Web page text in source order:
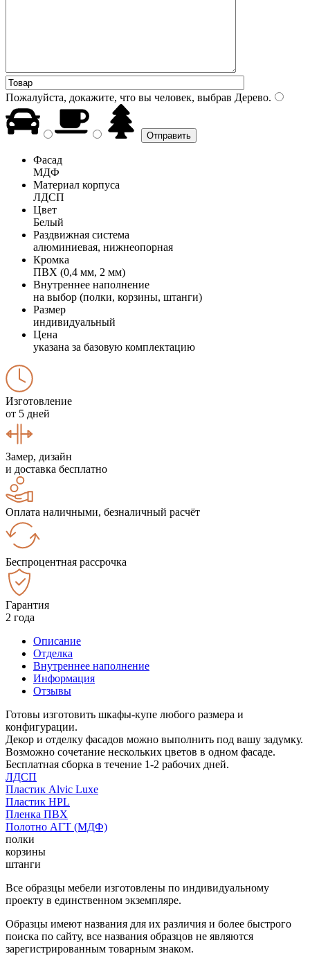
Пожалуйста, докажите, что вы человек, выбрав Дерево.
Фасад
МДФ
Материал корпуса
ЛДСП
Цвет
Белый
Раздвижная система
алюминиевая, нижнеопорная
Кромка
ПВХ (0,4 мм, 2 мм)
Внутреннее наполнение
на выбор (полки, корзины, штанги)
Размер
индивидуальный
Цена
указана за базовую комплектацию
Изготовление
от 5 дней
Замер, дизайн
и доставка бесплатно
Оплата наличными, безналичный расчёт
Беспроцентная рассрочка
Гарантия
2 года
Описание
Отделка
Внутреннее наполнение
Информация
Отзывы
Готовы изготовить шкафы-купе любого размера и
конфигурации.
Декор и отделку фасадов можно выполнить под вашу задумку.
Возможно сочетание нескольких цветов в одном фасаде.
Бесплатная сборка в течение 1-2 рабочих дней.
ЛДСП
Пластик Alvic Luxe
Пластик HPL
Пленка ПВХ
Полотно АГТ (МДФ)
полки
корзины
штанги
Все образцы мебели изготовлены по индивидуальному
проекту в единственном экземпляре.
Образцы имеют названия для их различия и более быстрого
поиска по сайту, все названия образцов не являются
зарегистрированным товарным знаком.